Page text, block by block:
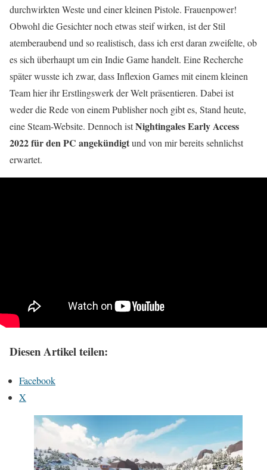
durchwirkten Weste und einer kleinen Pistole. Frauenpower!
Obwohl die Gesichter noch etwas steif wirken, ist der Stil
atemberaubend und so realistisch, dass ich erst daran zweifelte, ob
es sich überhaupt um ein Indie Game handelt. Eine Recherche
später wusste ich zwar, dass Inflexion Games mit einem kleinen
Team hier ihr Erstlingswerk der Welt präsentieren. Dabei ist
weder die Rede von einem Publisher noch gibt es, Stand heute,
eine Steam-Website. Dennoch istNightingales Early Access
2022 für den PC angekündigtund von mir bereits sehnlichst
erwartet.
Diesen Artikel teilen:
Facebook
X